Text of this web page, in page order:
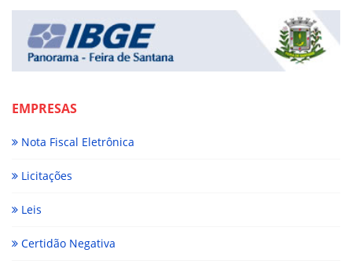
EMPRESAS
Nota Fiscal Eletrônica
Licitações
Leis
Certidão Negativa